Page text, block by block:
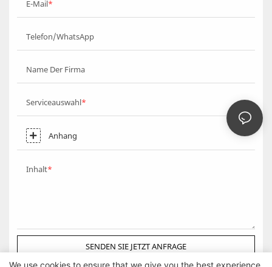
E-Mail
Telefon/WhatsApp
Name Der Firma
Serviceauswahl
Anhang
Inhalt
SENDEN SIE JETZT ANFRAGE
We use cookies to ensure that we give you the best experience